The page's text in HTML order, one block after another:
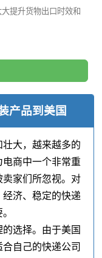
提升货物出口时效和
产品到美国
大，越来越多的
电商中一个非常重
家们所忽视。对
济、稳定的快递
选择。由于美国
自己的快递公司